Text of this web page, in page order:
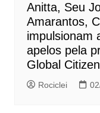
Anitta, Seu
Amarantos,
impulsionam
apelos pela
Global
Rociclei